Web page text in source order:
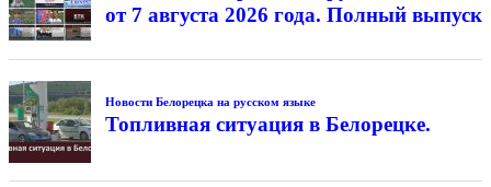
от 7 августа 2026 года. Полный выпуск
Новости Белорецка на русском языке
Топливная ситуация в Белорецке.